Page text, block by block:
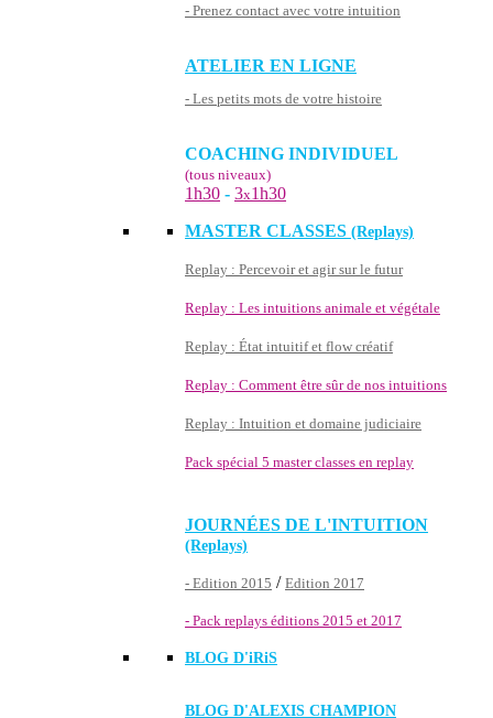
- Prenez contact avec votre intuition
ATELIER EN LIGNE
- Les petits mots de votre histoire
COACHING INDIVIDUEL
(tous niveaux)
1h30 - 3x1h30
MASTER CLASSES (Replays)
Replay : Percevoir et agir sur le futur
Replay : Les intuitions animale et végétale
Replay : État intuitif et flow créatif
Replay : Comment être sûr de nos intuitions
Replay : Intuition et domaine judiciaire
Pack spécial 5 master classes en replay
JOURNÉES DE L'INTUITION
(Replays)
- Edition 2015 / Edition 2017
- Pack replays éditions 2015 et 2017
BLOG D'iRiS
BLOG D'ALEXIS CHAMPION